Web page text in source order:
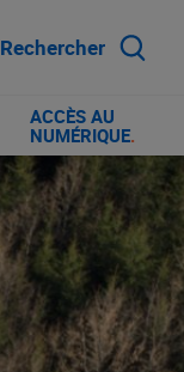
Rechercher
ACCÈS AU
NUMÉRIQUE.